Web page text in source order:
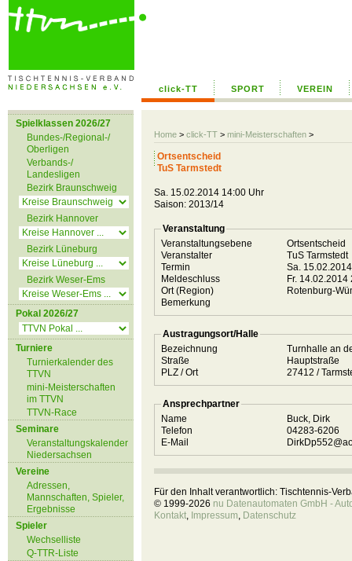
click-TT SPORT VEREIN
Home > click-TT > mini-Meisterschaften >
Spielklassen 2026/27
Bundes-/Regional-/
Oberligen
Verbands-/
Landesligen
Bezirk Braunschweig
Bezirk Hannover
Bezirk Lüneburg
Bezirk Weser-Ems
Pokal 2026/27
Turniere
Turnierkalender des
TTVN
mini-Meisterschaften
im TTVN
TTVN-Race
Seminare
Veranstaltungskalender
Niedersachsen
Vereine
Adressen,
Mannschaften, Spieler,
Ergebnisse
Spieler
Wechselliste
Q-TTR-Liste
Ortsentscheid
TuS Tarmstedt
Sa. 15.02.2014 14:00 Uhr
Saison: 2013/14
Veranstaltung
Veranstaltungsebene
Ortsentscheid
Veranstalter
TuS Tarmstedt
Termin
Sa.
Meldeschluss
Fr.
Ort (Region)
Rotenburg-
Bemerkung
Austragungsort/Halle
Bezeichnung
Turnhalle an
Straße
Hauptstraße
PLZ / Ort
27412 /
Ansprechpartner
Name
Buck, Dirk
Telefon
04283-6206
E-Mail
Für den Inhalt verantwortlich: Tischtennis-
© 1999-2026 nu Datenautomaten GmbH -
Kontakt, Impressum, Datenschutz